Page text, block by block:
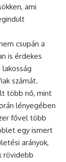
ami
csupán a
is érdekes
számát.
több nő, mint
lényegében
fővel több
egy ismert
arányok,
rövidebb